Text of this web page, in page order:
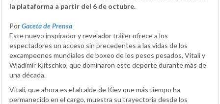
la plataforma a partir del 6 de octubre.
PorGaceta de Prensa
Este nuevo inspirador y revelador tráiler ofrece a los
espectadores un acceso sin precedentes a las vidas de los
excampeones mundiales de boxeo de los pesos pesados, Vitali y
Wladimir Klitschko, que dominaron este deporte durante más de
una década.
Vitali, que ahora es el alcalde de Kiev que más tiempo ha
permanecido en el cargo, muestra su trayectoria desde los